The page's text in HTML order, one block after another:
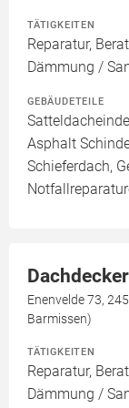
TÄTIGKEITEN
Reparatur,
Dämmung /
GEBÄUDETEILE
Asphalt
Schieferdach,
Enenvelde 73,
Barmissen)
TÄTIGKEITEN
Reparatur,
Dämmung /